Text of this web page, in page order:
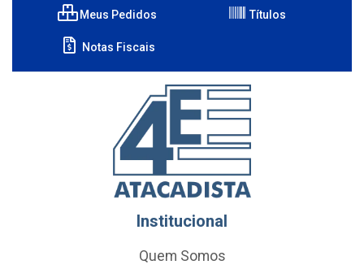
Meus Pedidos Títulos
Notas Fiscais
Institucional
Quem Somos